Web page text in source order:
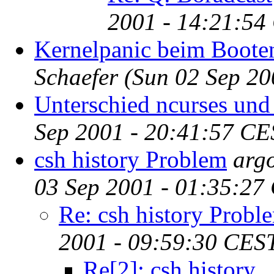
2001 - 14:21:54
Kernelpanic beim
Schaefer (Sun 02 Sep
Unterschied ncurses
Sep 2001 - 20:41:57
csh history Problem
03 Sep 2001 - 01:35:27
Re: csh history
2001 - 09:59:30